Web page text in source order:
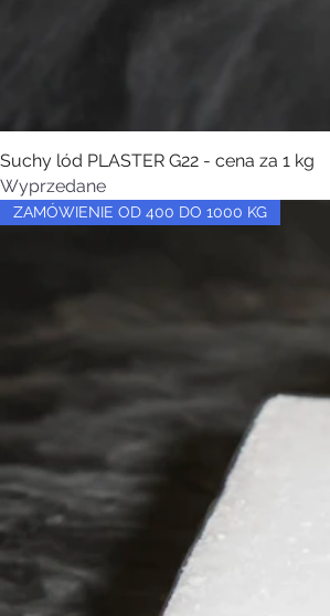
Suchy lód PLASTER G22 - cena za 1 kg
Wyprzedane
ZAMÓWIENIE OD 400 DO 1000 KG